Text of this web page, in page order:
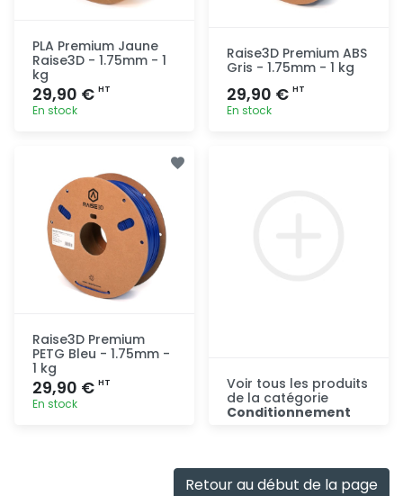
PLA Premium Jaune
Raise3D - 1.75mm - 1
kg
29,90 € HT
En stock
Raise3D Premium ABS
Gris - 1.75mm - 1 kg
29,90 € HT
En stock
Raise3D Premium
PETG Bleu - 1.75mm -
1 kg
29,90 € HT
En stock
Voir tous les produits
de la catégorie
Conditionnement
Retour au début de la page